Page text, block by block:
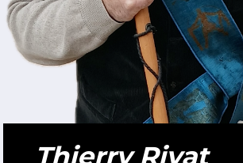
Thierry Rivat